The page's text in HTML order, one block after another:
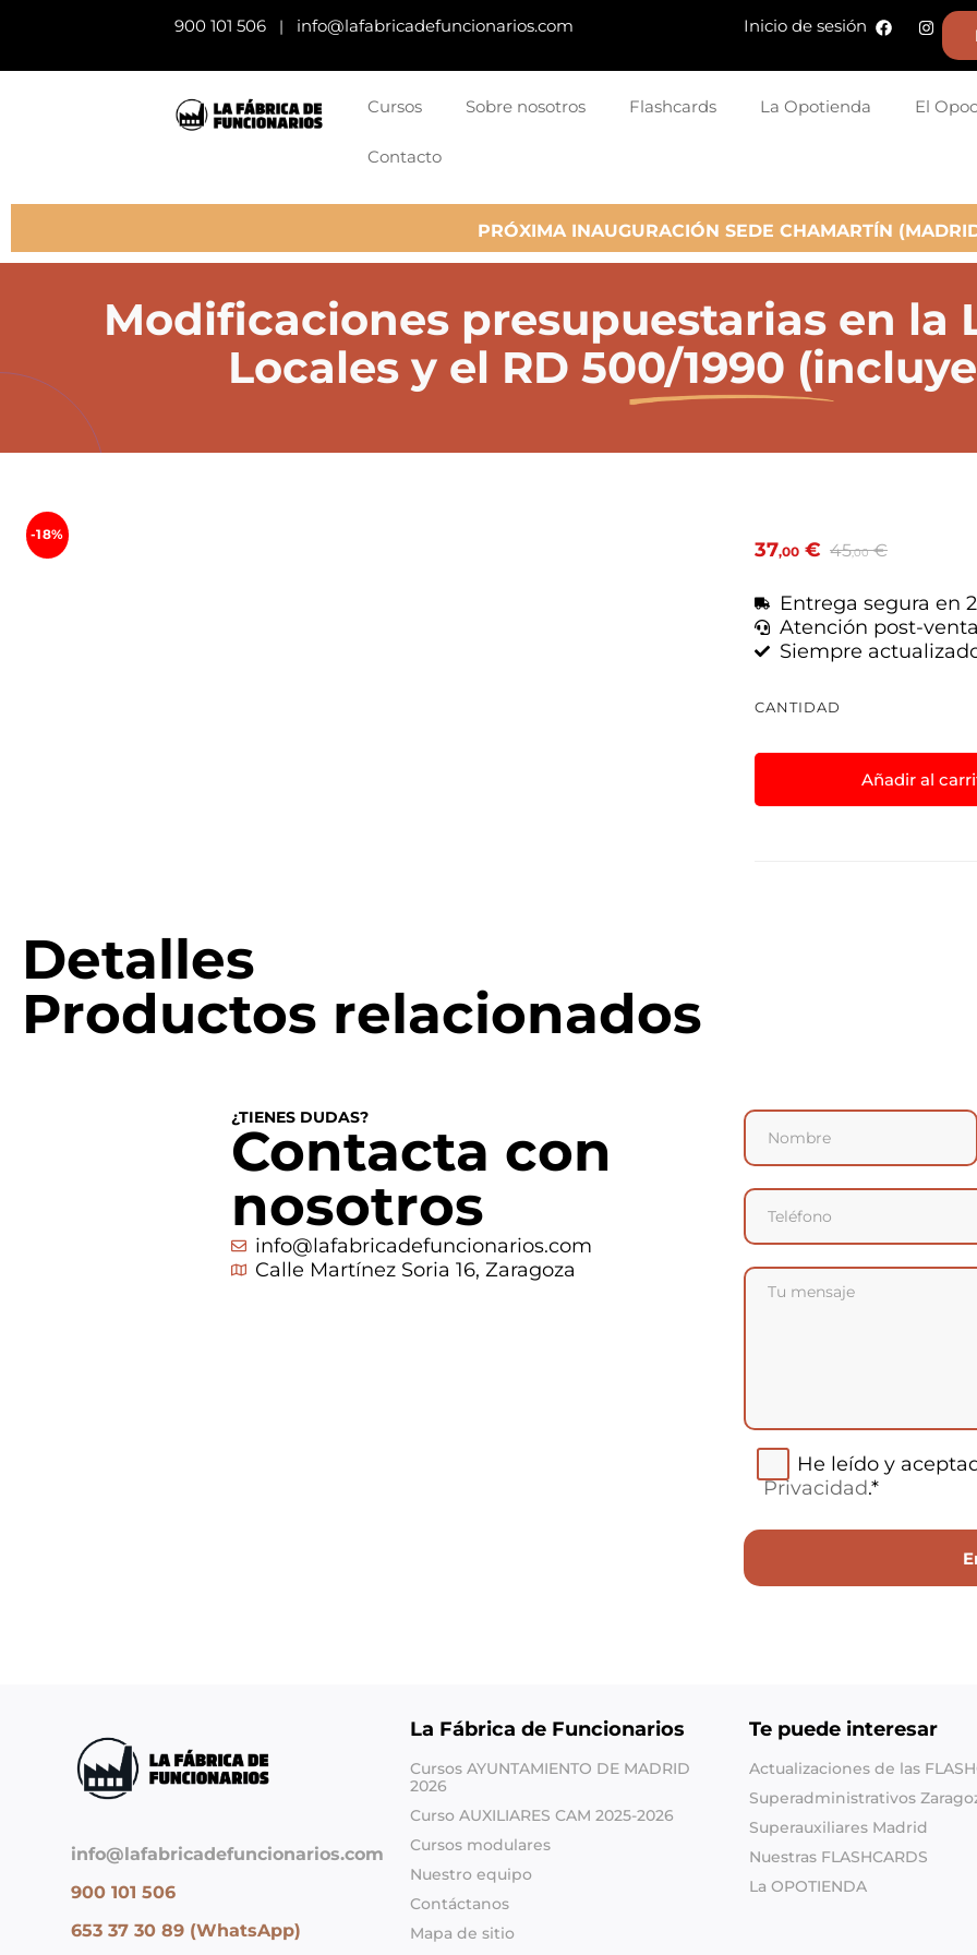
900 101 506 | info@lafabricadefuncionarios.com Inicio de sesión
Cursos Sobre nosotros Flashcards La Opotienda El
Contacto
PRÓXIMA INAUGURACIÓN SEDE CHAMARTÍN
Modificaciones presupuestarias en la
Locales y el RD 500/1990
-18%
37,00 € 45,00 €
Entrega segura en
Atención post-venta
Siempre
CANTIDAD
Añadir al
Detalles
Productos relacionados
¿TIENES DUDAS?
Contacta con
nosotros
info@lafabricadefuncionarios.com
Calle Martínez Soria 16, Zaragoza
He leído y
Privacidad.*
info@lafabricadefuncionarios.com
900 101 506
653 37 30 89 (WhatsApp)
La Fábrica de Funcionarios
Cursos AYUNTAMIENTO DE MADRID
2026
Curso AUXILIARES CAM 2025-2026
Cursos modulares
Nuestro equipo
Contáctanos
Mapa de sitio
Te puede interesar
Actualizaciones de las
Superadministrativos
Superauxiliares Madrid
Nuestras FLASHCARDS
La OPOTIENDA